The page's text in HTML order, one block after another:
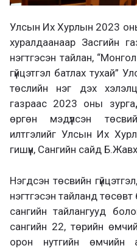
Улсын Их Хурлын 2023
хуралдаанаар Засгийн
нэгтгэсэн тайлан,
гүйцэтгэл батлах тухай”
төслийн нэг дэх
газраас 2023 оны
өргөн мэдүүлсэн
илтгэлийг Улсын Их
гишүүн, Сангийн сайд
Нэгдсэн төсвийн
нэгтгэсэн тайланд
сангийн тайлангууд
сангийн 22, төрийн
орон нутгийн